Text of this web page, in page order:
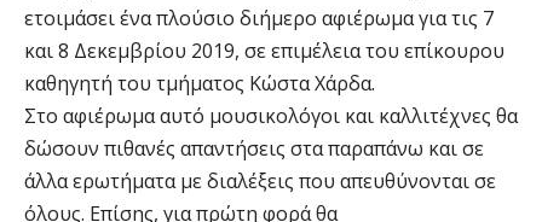
ετοιμάσει ένα πλούσιο διήμερο αφιέρωμα για τις 7
και 8 Δεκεμβρίου 2019, σε επιμέλεια του επίκουρου
καθηγητή του τμήματος Κώστα Χάρδα.
Στο αφιέρωμα αυτό μουσικολόγοι και καλλιτέχνες θα
δώσουν πιθανές απαντήσεις στα παραπάνω και σε
άλλα ερωτήματα με διαλέξεις που απευθύνονται σε
όλους. Επίσης, για πρώτη φορά θα